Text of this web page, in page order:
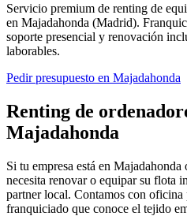
Servicio premium de renting de
en Majadahonda (Madrid).
soporte presencial y renovación
laborables.
Pedir presupuesto en Majadahonda
Renting de
Majadahonda
Si tu empresa está en Majadahonda
necesita renovar o equipar su flota
partner local. Contamos con oficina
franquiciado que conoce el tejido